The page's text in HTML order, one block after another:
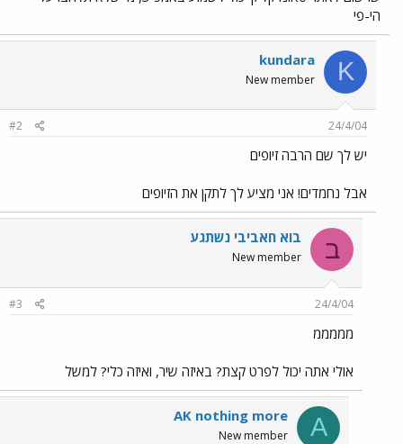
הי-פי
K
kundara
New member
24/4/04
#2
יש לך שם הרבה זיופים
אבל נחמדים! אני מציע לך לתקן את הזיופים
ב בוא חאביבי נשתגע
New member
24/4/04
#3
מממממ
אולי אתה יכול לפרט קצת? באיזה שיר, ואיזה כלי? למשל
A
AK nothing more
New member